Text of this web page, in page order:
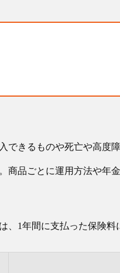
きるものや死亡や高
品ごとに運用方法や
1年間に支払った保険料